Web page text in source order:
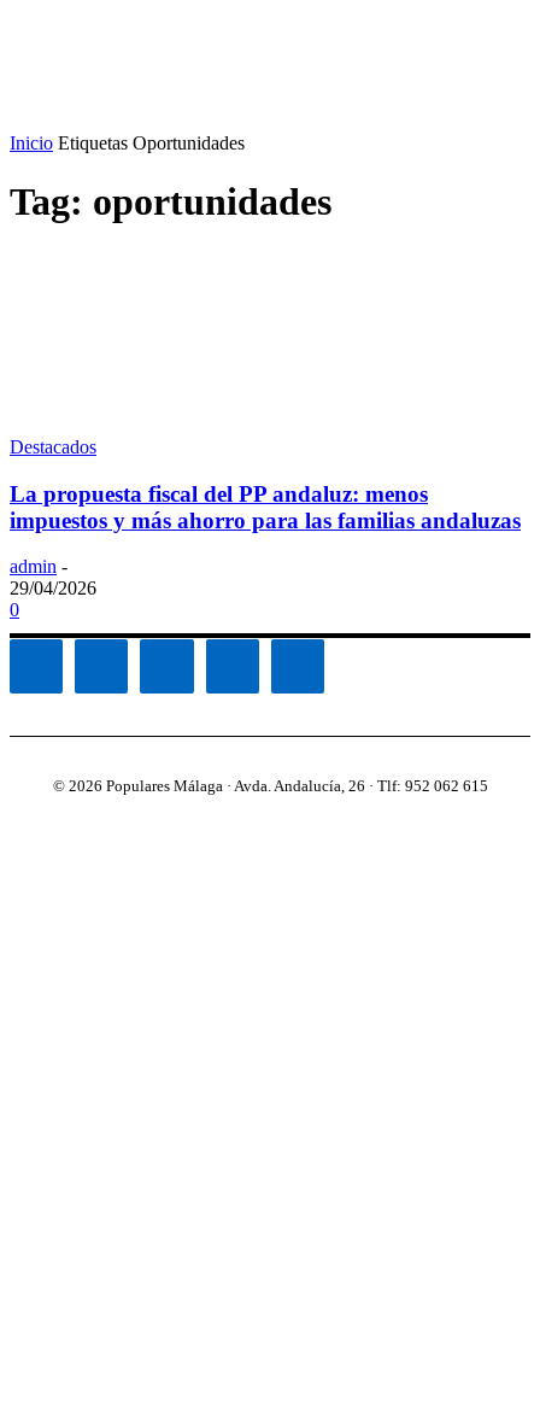
Inicio Etiquetas Oportunidades
Tag: oportunidades
Destacados
La propuesta fiscal del PP andaluz: menos
impuestos y más ahorro para las familias andaluzas
admin -
29/04/2026
0
© 2026 Populares Málaga · Avda. Andalucía, 26 · Tlf: 952 062 615